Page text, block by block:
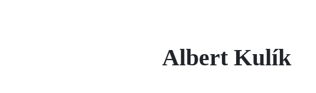
Albert Kulík